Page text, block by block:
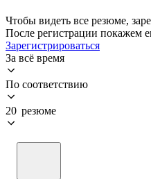
Чтобы видеть все резюме,
После регистрации покажем
Зарегистрироваться
За всё время
По соответствию
20 резюме